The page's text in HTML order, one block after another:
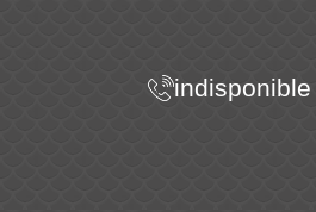
indisponible